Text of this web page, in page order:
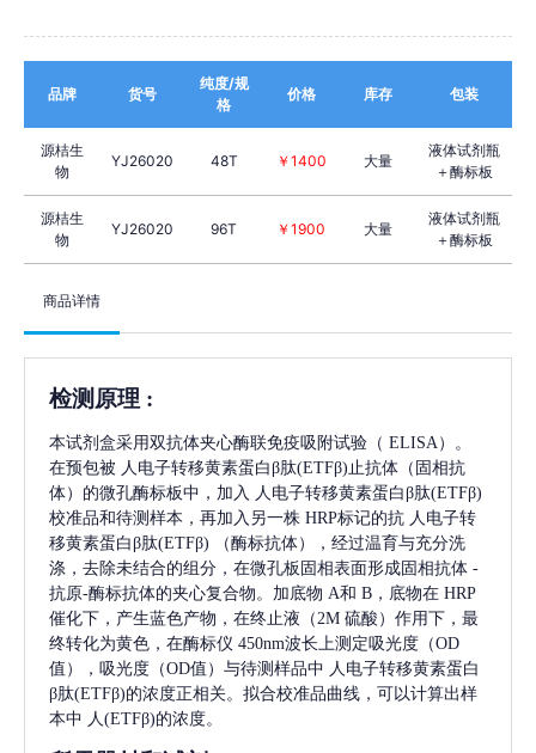
品牌 货号
纯度/规
格
价格 库存 包装
源桔生
物
YJ26020 48T ￥1400 大量
液体试剂瓶
＋酶标板
源桔生
物
YJ26020 96T ￥1900 大量
液体试剂瓶
＋酶标板
商品详情
检测原理 :
本试剂盒采用双抗体夹心酶联免疫吸附试验（ ELISA）。
在预包被 人电子转移黄素蛋白β肽(ETFβ) 止抗体（固相抗
体）的微孔酶标板中，加入
人电子转移黄素蛋白β肽(ETFβ)
校准品和待测样本，再加入另一株 HRP标记的抗 人电子转
移黄素蛋白β肽(ETFβ)
（酶标抗体），经过温育与充分洗
涤，去除未结合的组分，在微孔板固相表面形成固相抗体 -
抗原-酶标抗体的夹心复合物。加底物 A和 B，底物在 HRP
催化下，产生蓝色产物，在终止液（2M 硫酸）作用下，最
终转化为黄色，在酶标仪 450nm波长上测定吸光度（OD
值），吸光度（OD值）与待测样品中 人电子转移黄素蛋白
β肽(ETFβ)的浓度正相关。拟合校准品曲线，可以计算出样
本中 人(ETFβ)的浓度。